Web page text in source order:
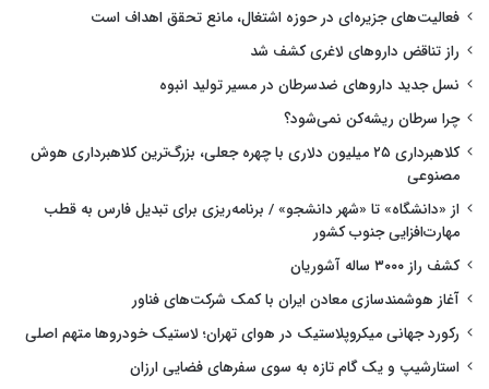
فعالیت‌های جزیره‌ای در حوزه اشتغال، مانع تحقق اهداف است
راز تناقض داروهای لاغری کشف شد
نسل جدید داروهای ضدسرطان در مسیر تولید انبوه
چرا سرطان ریشه‌کن نمی‌شود؟
کلاهبرداری ۲۵ میلیون دلاری با چهره جعلی، بزرگ‌ترین کلاهبرداری هوش
مصنوعی
از «دانشگاه» تا «شهر دانشجو» / برنامه‌ریزی برای تبدیل فارس به قطب
مهارت‌افزایی جنوب کشور
کشف راز ۳۰۰۰ ساله آشوریان
آغاز هوشمندسازی معادن ایران با کمک شرکت‌های فناور
رکورد جهانی میکروپلاستیک در هوای تهران؛ لاستیک خودروها متهم اصلی
استارشیپ و یک گام تازه به سوی سفرهای فضایی ارزان